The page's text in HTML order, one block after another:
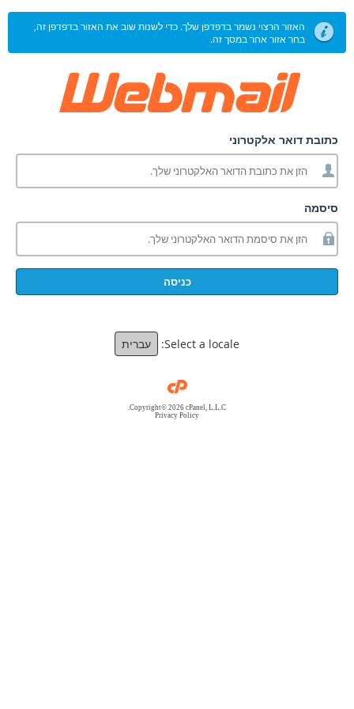
האזור הרצוי נשמר בדפדפן שלך. כדי לשנות שוב את האזור בדפדפן זה,
בחר אזור אחר במסך זה.
כתובת דואר אלקטרוני
סיסמה
כניסה
Select a locale: עברית
Copyright© 2026 cPanel, L.L.C.
Privacy Policy